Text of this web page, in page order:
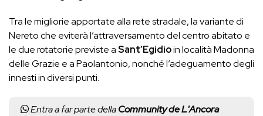
Tra le migliorie apportate alla rete stradale, la variante di
Nereto che eviterà l’attraversamento del centro abitato e
le due rotatorie previste aSant’Egidioin località Madonna
delle Grazie e a Paolantonio, nonché l’adeguamento degli
innesti in diversi punti.
Entra a far parte dellaCommunity de L'Ancora